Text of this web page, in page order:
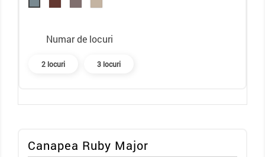
Numar de locuri
2 locuri 3 locuri
Canapea Ruby Major